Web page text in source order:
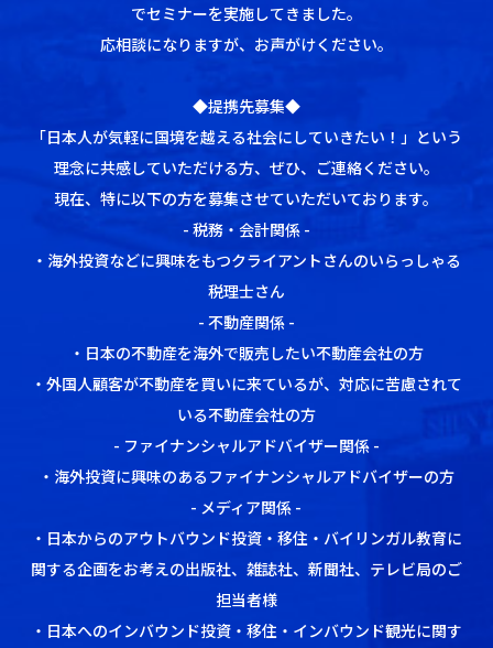
でセミナーを実施してきました。
応相談になりますが、お声がけください。
◆提携先募集◆
「日本人が気軽に国境を越える社会にしていきたい！」という
理念に共感していただける方、ぜひ、ご連絡ください。
現在、特に以下の方を募集させていただいております。
- 税務・会計関係 -
・海外投資などに興味をもつクライアントさんのいらっしゃる
税理士さん
- 不動産関係 -
・日本の不動産を海外で販売したい不動産会社の方
・外国人顧客が不動産を買いに来ているが、対応に苦慮されて
いる不動産会社の方
- ファイナンシャルアドバイザー関係 -
・海外投資に興味のあるファイナンシャルアドバイザーの方
- メディア関係 -
・日本からのアウトバウンド投資・移住・バイリンガル教育に
関する企画をお考えの出版社、雑誌社、新聞社、テレビ局のご
担当者様
・日本へのインバウンド投資・移住・インバウンド観光に関す